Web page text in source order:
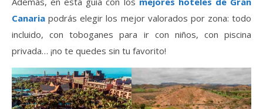
Canaria podrás elegir los mejor valorados por zona: todo
incluido, con toboganes para ir con niños, con piscina
privada… ¡no te quedes sin tu favorito!